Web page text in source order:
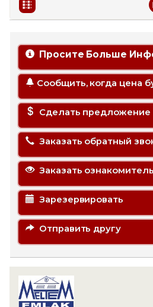
Просите Больше
Сообщить, когда цена
Сделать предложение
Заказать обратный
Заказать
Зарезервировать
Отправить другу